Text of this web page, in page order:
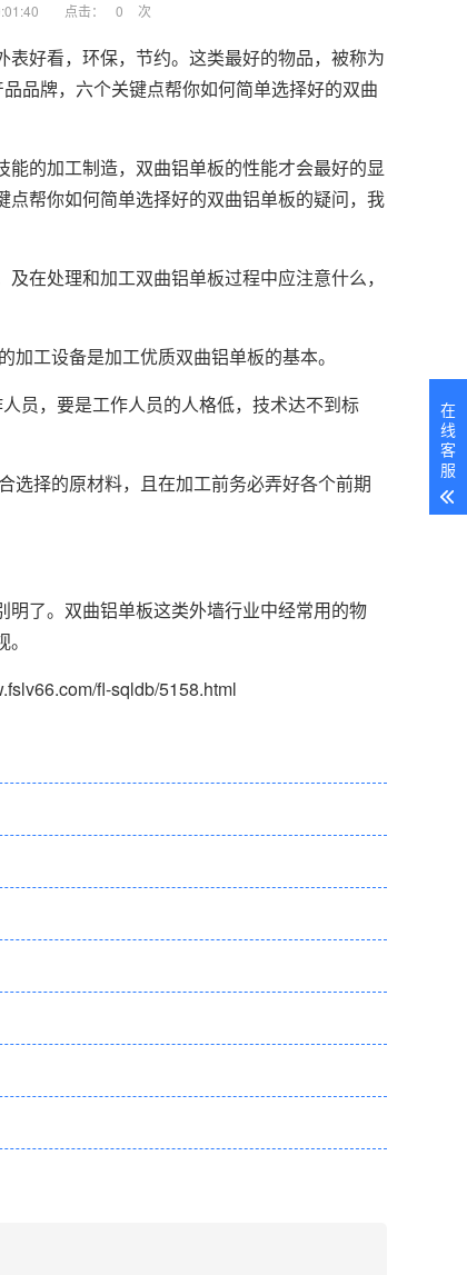
点击： 0 次
好看，环保，节约。这类最好的物品，被称为
品牌，六个关键点帮你如何简单选择好的双曲
的加工制造， 双曲铝单板的性能才会最好的显
帮你如何简单选择好的双曲铝单板的疑问，我
在处理和加工双曲铝单板过程中应注意什么，
工设备是加工优质双曲铝单板的基本。
员，要是工作人员的人格低，技术达不到标
选择的原材料，且在加工前务必弄好各个前期
了。双曲铝单板这类外墙行业中经常用的物
fl-sqldb/5158.html
在
线
客
服